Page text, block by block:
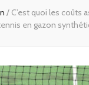
/ C’est quoi les coûts
en gazon